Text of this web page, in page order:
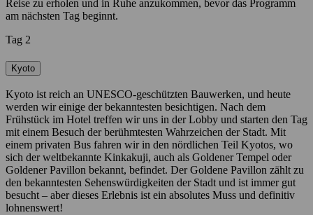
Reise zu erholen und in Ruhe anzukommen, bevor das Programm
am nächsten Tag beginnt.
Tag 2
Kyoto
Kyoto ist reich an UNESCO-geschützten Bauwerken, und heute
werden wir einige der bekanntesten besichtigen. Nach dem
Frühstück im Hotel treffen wir uns in der Lobby und starten den Tag
mit einem Besuch der berühmtesten Wahrzeichen der Stadt. Mit
einem privaten Bus fahren wir in den nördlichen Teil Kyotos, wo
sich der weltbekannte Kinkakuji, auch als Goldener Tempel oder
Goldener Pavillon bekannt, befindet. Der Goldene Pavillon zählt zu
den bekanntesten Sehenswürdigkeiten der Stadt und ist immer gut
besucht – aber dieses Erlebnis ist ein absolutes Muss und definitiv
lohnenswert!